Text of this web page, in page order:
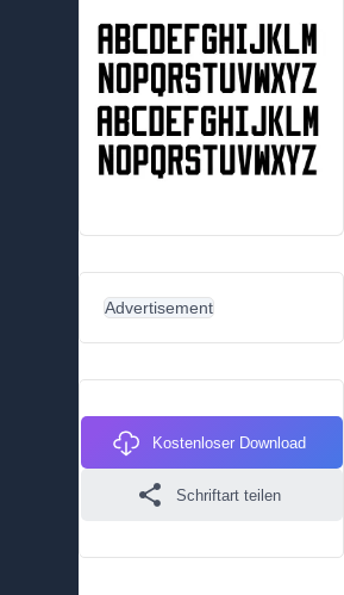
Advertisement
Kostenloser Download
Schriftart teilen